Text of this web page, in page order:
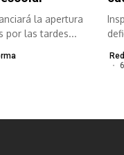
la apertura
por las tardes...